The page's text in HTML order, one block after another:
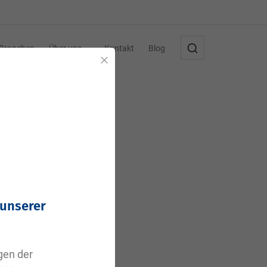
Über uns Kontakt Blog
der